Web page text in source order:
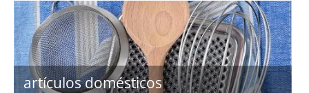
artículos domésticos